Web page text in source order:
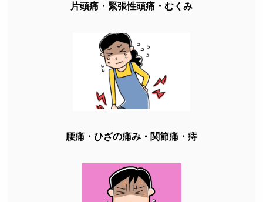
片頭痛・緊張性頭痛・むくみ
腰痛・ひざの痛み・関節痛・痔